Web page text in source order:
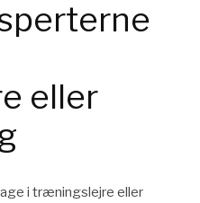
eller
i træningslejre eller